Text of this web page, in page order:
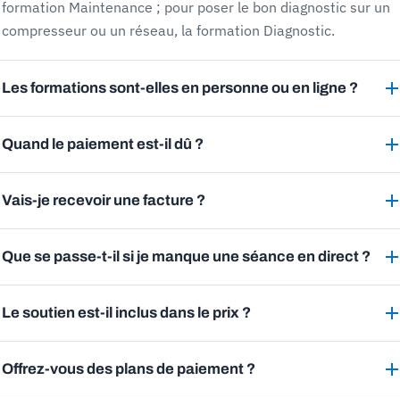
formation Maintenance ; pour poser le bon diagnostic sur un
compresseur ou un réseau, la formation Diagnostic.
Les formations sont-elles en personne ou en ligne ?
Quand le paiement est-il dû ?
Vais-je recevoir une facture ?
Que se passe-t-il si je manque une séance en direct ?
Le soutien est-il inclus dans le prix ?
Offrez-vous des plans de paiement ?